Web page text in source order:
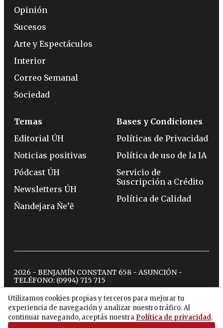
Utilizamos cookies propias y terceros para mejorar tu
experiencia de navegación y analizar nuestro tráfico. Al
continuar navegando, aceptás nuestra Política de privacidad.
Opinión
Sucesos
Arte y Espectáculos
Interior
Correo Semanal
Sociedad
Temas
Editorial ÚH
Noticias positivas
Pódcast ÚH
Newsletters ÚH
Ñandejara Ñe’ẽ
Bases y Condiciones
Políticas de Privacidad
Política de uso de la IA
Servicio de
Suscripción a Crédito
Política de Calidad
2026 - BENJAMÍN CONSTANT 658 - ASUNCIÓN -
TELÉFONO: (0994) 715 715
twitterinstagram
facebook
tiktokyoutubespotify